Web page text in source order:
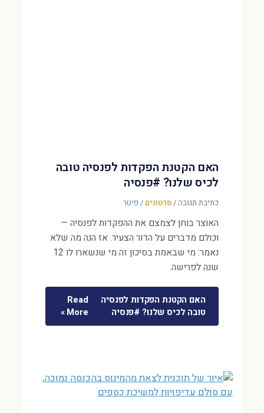
האם הקטנת הפקדות לפנסיה טובה
לכיס שלנו? #פנסיה
כתיבת תגובה/סרטונים / פיטר
האוצר בוחן לצמצם את ההפקדות לפנסיה —
וכולם מדברים על הדור הצעיר. אז הנה מה שלא
נאמר: מי שבאמת בסיכון זה מי שנשארו לו 12
שנה לפרישה.
האם הקטנת הפקדות לפנסיה
טובה לכיס שלנו? #פנסיה
Read
More »